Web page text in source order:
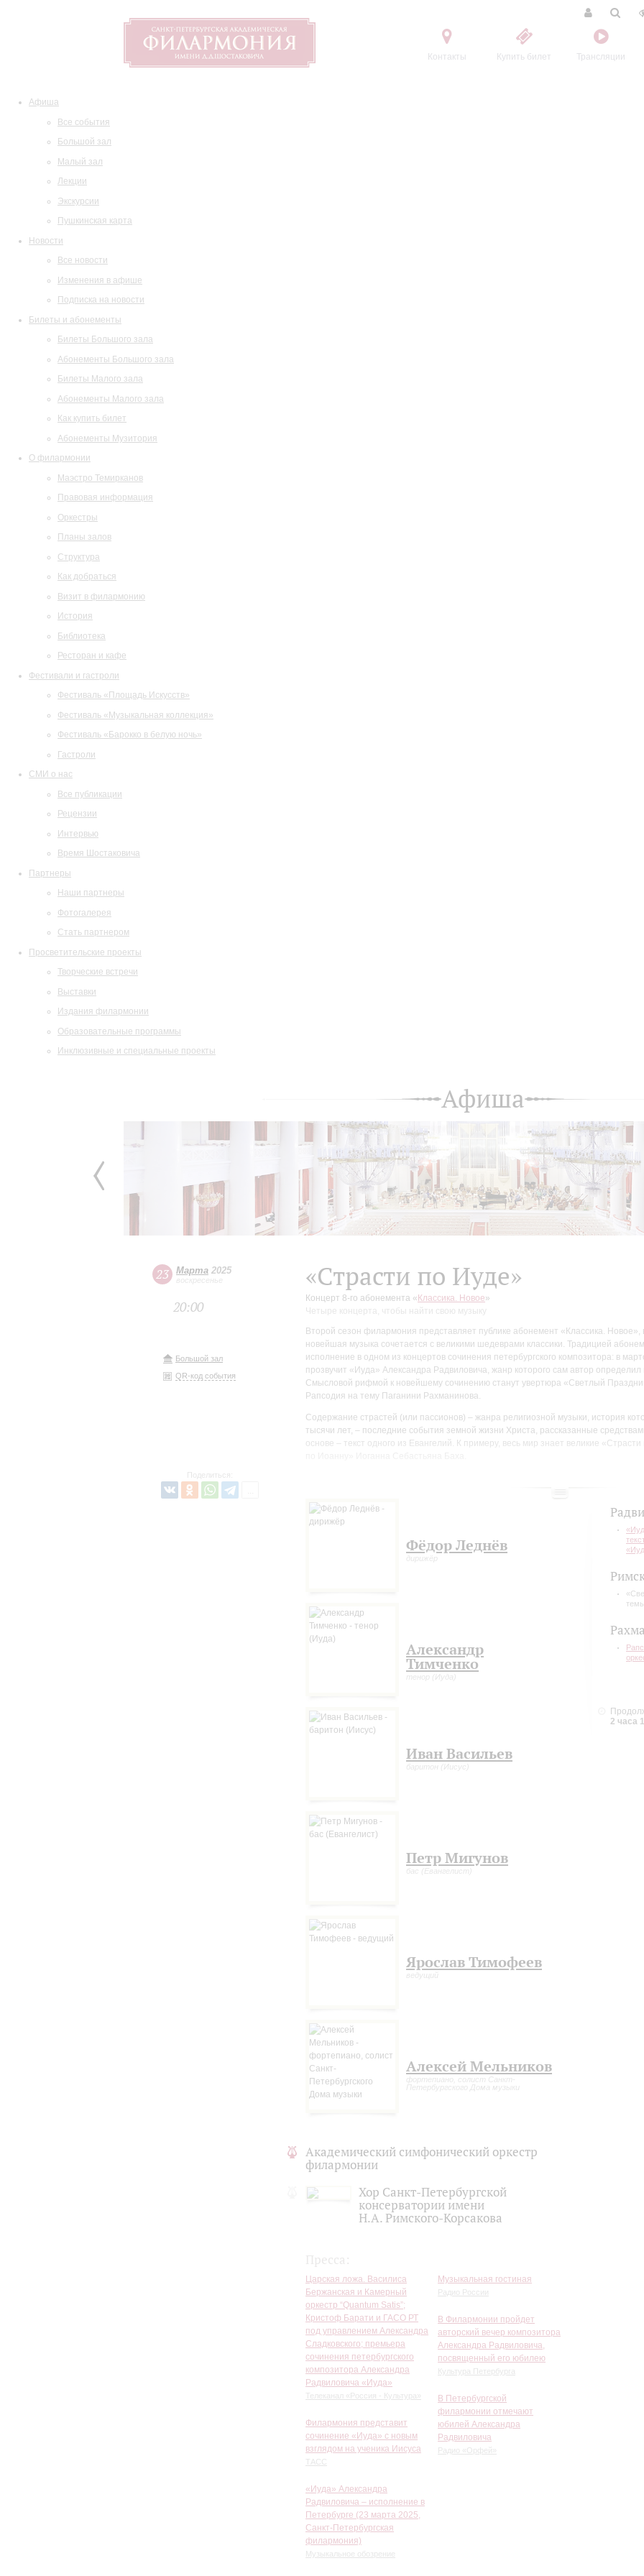
Контакты Купить билет Трансляции
Афиша
Все события
Большой зал
Малый зал
Лекции
Экскурсии
Пушкинская карта
Новости
Все новости
Изменения в афише
Подписка на новости
Билеты и абонементы
Билеты Большого зала
Абонементы Большого зала
Билеты Малого зала
Абонементы Малого зала
Как купить билет
Абонементы Музитория
О филармонии
Маэстро Темирканов
Правовая информация
Оркестры
Планы залов
Структура
Как добраться
Визит в филармонию
История
Библиотека
Ресторан и кафе
Фестивали и гастроли
Фестиваль «Площадь Искусств»
Фестиваль «Музыкальная коллекция»
Фестиваль «Барокко в белую ночь»
Гастроли
СМИ о нас
Все публикации
Рецензии
Интервью
Время Шостаковича
Партнеры
Наши партнеры
Фотогалерея
Стать партнером
Просветительские проекты
Творческие встречи
Выставки
Издания филармонии
Образовательные программы
Инклюзивные и специальные проекты
Афиша
23 Марта 2025
воскресенье
20:00
Большой зал
QR-код события
Поделиться:
«Страсти по Иуде»
Концерт 8-го абонемента « Классика. Новое»
Четыре концерта, чтобы найти свою музыку
Второй сезон филармония представляет публике абонемент «Классика. Новое»,
новейшая музыка сочетается с великими шедеврами классики. Традицией
исполнение в одном из концертов сочинения петербургского композитора: в
прозвучит «Иуда» Александра Радвиловича, жанр которого сам автор определил
Смысловой рифмой к новейшему сочинению станут увертюра «Светлый
Рапсодия на тему Паганини Рахманинова.
Содержание страстей (или пассионов) – жанра религиозной музыки, история
тысячи лет, – последние события земной жизни Христа, рассказанные
основе – текст одного из Евангелий. К примеру, весь мир знает великие
сюжета в нем далека от привычной: «
больше других. Иуда предает своего учителя по его же просьбе и тем самым
». Текст дошел до нас не
восполнить смысловые лакуны, композитор использовал в финале своего
рассказа Леонида Андреева «Иуда Искариот».
На сцене в этот вечер – Академический симфонический оркестр филармонии,
консерватории, один из лучших интерпретаторов современной музыки в нашей
Леднев и созвездие блестящих солистов: солист Санкт-Петербургского дома
Мельников, а также тенор Александр Тимченко, баритон Иван Васильев, бас
Ведущий абонемента – Ярослав Тимофеев, один из самых ярких молодых
обладащий талантом говорить о музыке ярко и интересно, глубоко и емко.
21 марта в Музитории состоится встреча с Александром Радвиловичем. Вход
Фёдор Леднёв
дирижёр
Александр
Тимченко
тенор (Иуда)
Иван Васильев
баритон (Иисус)
Петр Мигунов
бас (Евангелист)
Ярослав Тимофеев
ведущий
Алексей Мельников
фортепиано, солист Санкт-
Петербургского Дома музыки
Академический симфонический оркестр
филармонии
Хор Санкт-Петербургской
консерватории имени
Н.А. Римского-Корсакова
Царская ложа. Василиса
Бержанская и Камерный
оркестр “Quantum Satis”;
Кристоф Барати и ГАСО РТ
под управлением Александра
Сладковского; премьера
сочинения петербургского
композитора Александра
Радвиловича «Иуда»
Телеканал «Россия - Культура»
Филармония представит
сочинение «Иуда» с новым
взглядом на ученика Иисуса
ТАСС
«Иуда» Александра
Радвиловича – исполнение в
Петербурге (23 марта 2025,
Санкт-Петербургская
филармония)
Музыкальное обозрение
Музыкальная гостиная
Радио России
В Филармонии пройдет
авторский вечер композитора
Александра Радвиловича,
посвященный его юбилею
Культура Петербурга
В Петербургской
филармонии отмечают
юбилей Александра
Радвиловича
Радио «Орфей»
2 часа